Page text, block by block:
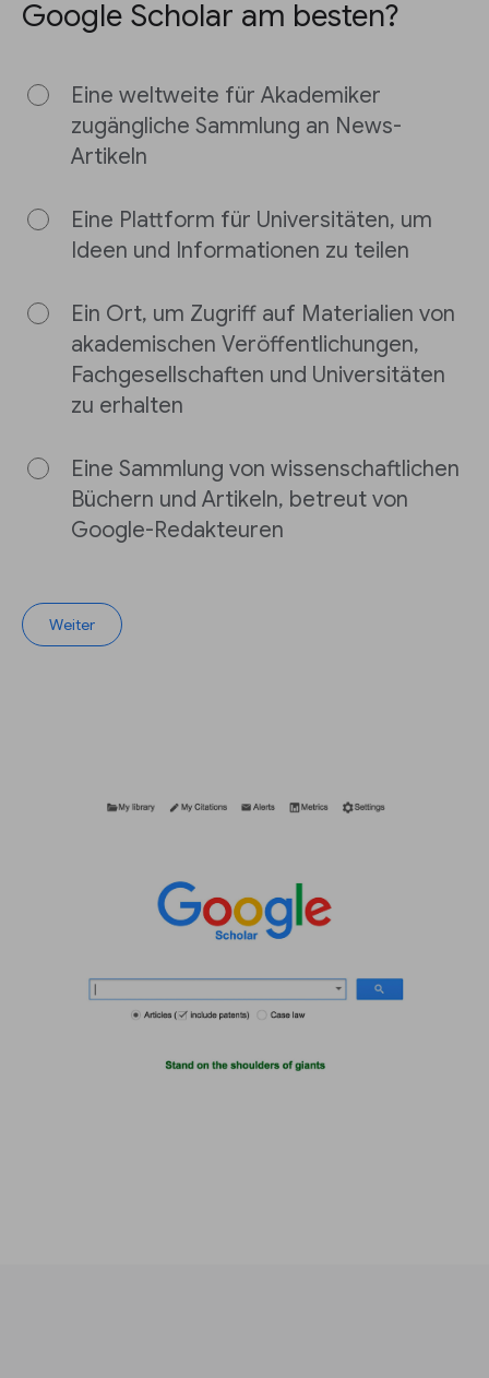
Google Scholar am besten?
Eine weltweite für Akademiker
zugängliche Sammlung an News-
Artikeln
Eine Plattform für Universitäten, um
Ideen und Informationen zu teilen
Ein Ort, um Zugriff auf Materialien von
akademischen Veröffentlichungen,
Fachgesellschaften und Universitäten
zu erhalten
Eine Sammlung von wissenschaftlichen
Büchern und Artikeln, betreut von
Google-Redakteuren
Weiter